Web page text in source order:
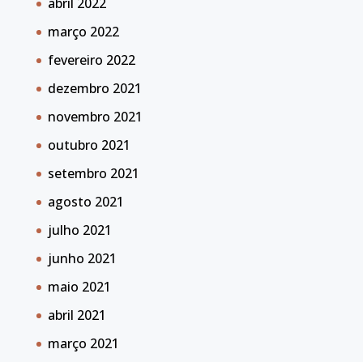
abril 2022
março 2022
fevereiro 2022
dezembro 2021
novembro 2021
outubro 2021
setembro 2021
agosto 2021
julho 2021
junho 2021
maio 2021
abril 2021
março 2021